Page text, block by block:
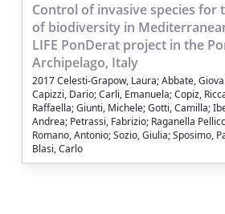
Control of invasive species for
of biodiversity in
LIFE PonDerat project in the
Archipelago, Italy
2017 Celesti-Grapow, Laura; Abbate,
Capizzi, Dario; Carli, Emanuela; Copiz,
Raffaella; Giunti, Michele; Gotti, Camilla;
Andrea; Petrassi, Fabrizio; Raganella
Romano, Antonio; Sozio, Giulia; Sposimo,
Blasi, Carlo